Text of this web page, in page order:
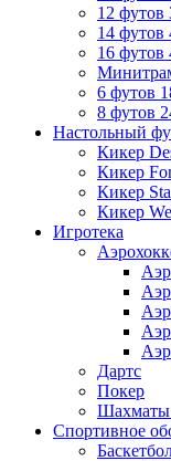
12 футов
14 футов
16 футов
6 футов
8 футов
Настольный
Кикер
Кикер
Кикер
Кикер
Игротека
Дартс
Покер
Шахматы
Спортивное